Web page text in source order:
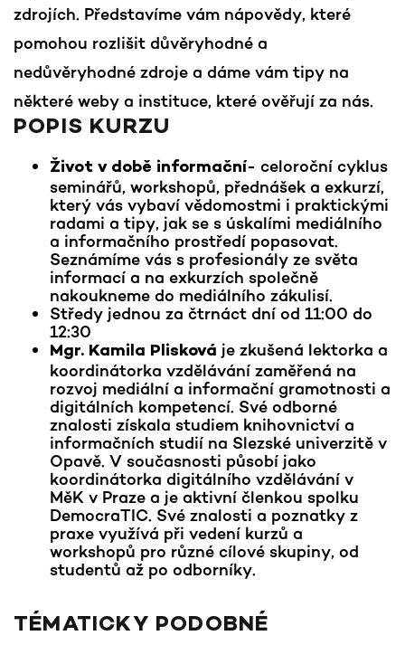
zdrojích. Představíme vám nápovědy, které
pomohou rozlišit důvěryhodné a
nedůvěryhodné zdroje a dáme vám tipy na
některé weby a instituce, které ověřují za nás.
POPIS KURZU
Život v době informační- celoroční cyklus
seminářů, workshopů, přednášek a exkurzí,
který vás vybaví vědomostmi i praktickými
radami a tipy, jak se s úskalími mediálního
a informačního prostředí popasovat.
Seznámíme vás s profesionály ze světa
informací a na exkurzích společně
nakoukneme do mediálního zákulisí.
Středy jednou za čtrnáct dní od 11:00 do
12:30
Mgr. Kamila Plisková je zkušená lektorka a
koordinátorka vzdělávání zaměřená na
rozvoj mediální a informační gramotnosti a
digitálních kompetencí. Své odborné
znalosti získala studiem knihovnictví a
informačních studií na Slezské univerzitě v
Opavě. V současnosti působí jako
koordinátorka digitálního vzdělávání v
MěK v Praze a je aktivní členkou spolku
DemocraTIC. Své znalosti a poznatky z
praxe využívá při vedení kurzů a
workshopů pro různé cílové skupiny, od
studentů až po odborníky.
TÉMATICKY PODOBNÉ